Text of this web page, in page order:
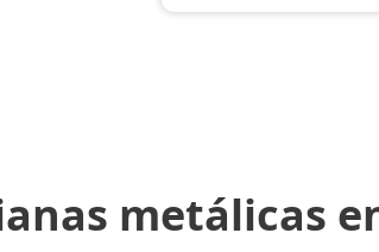
metálicas